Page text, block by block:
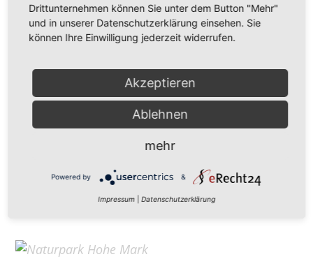
Fon: +49 (0)2363 377 0
info@hohe-mark-tourismus.de
Datenschutz
Home
Drittunternehmen können Sie unter dem Button "Mehr"
und in unserer Datenschutzerklärung einsehen. Sie
können Ihre Einwilligung jederzeit widerrufen.
Akzeptieren
Ablehnen
mehr
Powered by &
Impressum Datenschutzerklärung